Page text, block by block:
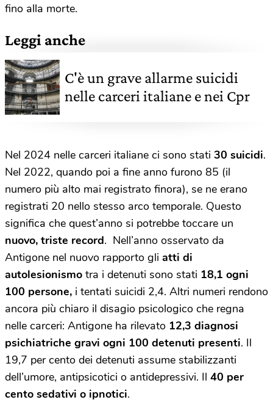
fino alla morte.
Leggi anche
C'è un grave allarme suicidi
nelle carceri italiane e nei Cpr
Nel 2024 nelle carceri italiane ci sono stati 30 suicidi.
Nel 2022, quando poi a fine anno furono 85 (il
numero più alto mai registrato finora), se ne erano
registrati 20 nello stesso arco temporale. Questo
significa che quest’anno si potrebbe toccare un
nuovo, triste record. Nell’anno osservato da
Antigone nel nuovo rapporto gli atti di
autolesionismo tra i detenuti sono stati 18,1 ogni
100 persone, i tentati suicidi 2,4. Altri numeri rendono
ancora più chiaro il disagio psicologico che regna
nelle carceri: Antigone ha rilevato 12,3 diagnosi
psichiatriche gravi ogni 100 detenuti presenti. Il
19,7 per cento dei detenuti assume stabilizzanti
dell’umore, antipsicotici o antidepressivi. Il 40 per
cento sedativi o ipnotici.